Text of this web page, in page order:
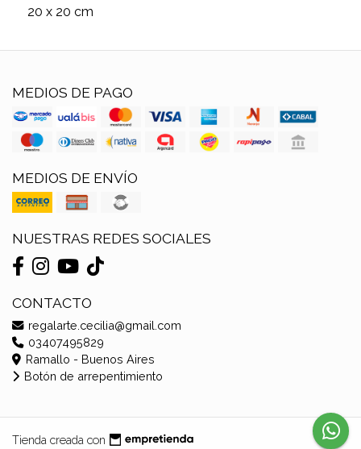
20 x 20 cm
MEDIOS DE PAGO
MEDIOS DE ENVÍO
NUESTRAS REDES SOCIALES
CONTACTO
regalarte.cecilia@gmail.com
03407495829
Ramallo - Buenos Aires
Botón de arrepentimiento
Tienda creada con